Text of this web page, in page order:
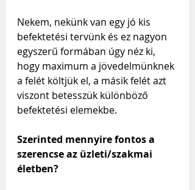
Nekem, nekünk van egy jó kis
befektetési tervünk és ez nagyon
egyszerű formában úgy néz ki,
hogy maximum a jövedelmünknek
a felét költjük el, a másik felét azt
viszont betesszük különböző
befektetési elemekbe.
Szerinted mennyire fontos a
szerencse az üzleti/szakmai
életben?